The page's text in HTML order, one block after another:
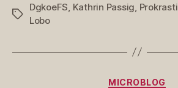
Schlagwörter
DgkoeFS Kathrin Passig
Lobo
MICROBLOG